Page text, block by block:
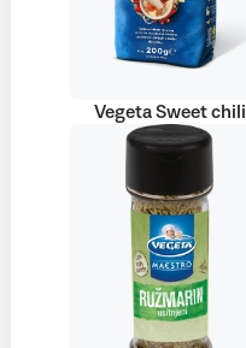
Vegeta Sweet chili